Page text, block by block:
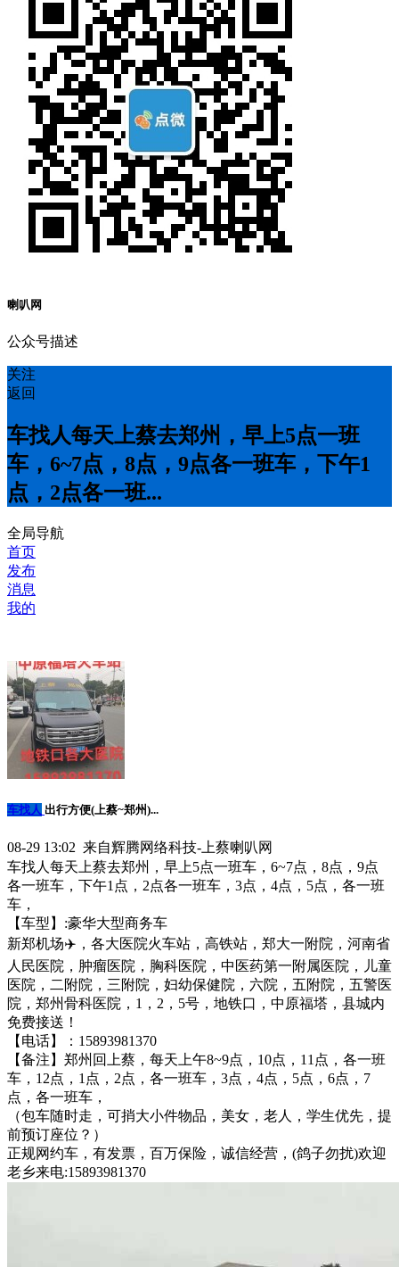
喇叭网
公众号描述
关注
返回
车找人每天上蔡去郑州，早上5点一班
车，6~7点，8点，9点各一班车，下午1
点，2点各一班...
全局导航
首页
发布
消息
我的
车找人 出行方便(上蔡~郑州)...
08-29 13:02 来自辉腾网络科技-上蔡喇叭网
车找人每天上蔡去郑州，早上5点一班车，6~7点，8点，9点
各一班车，下午1点，2点各一班车，3点，4点，5点，各一班
车，
【车型】:豪华大型商务车
新郑机场✈️，各大医院火车站，高铁站，郑大一附院，河南省
人民医院，肿瘤医院，胸科医院，中医药第一附属医院，儿童
医院，二附院，三附院，妇幼保健院，六院，五附院，五警医
院，郑州骨科医院，1，2，5号，地铁口，中原福塔，县城内
免费接送！
【电话】：15893981370
【备注】郑州回上蔡，每天上午8~9点，10点，11点，各一班
车，12点，1点，2点，各一班车，3点，4点，5点，6点，7
点，各一班车，
（包车随时走，可捎大小件物品，美女，老人，学生优先，提
前预订座位？）
正规网约车，有发票，百万保险，诚信经营，(鸽子勿扰)欢迎
老乡来电:15893981370